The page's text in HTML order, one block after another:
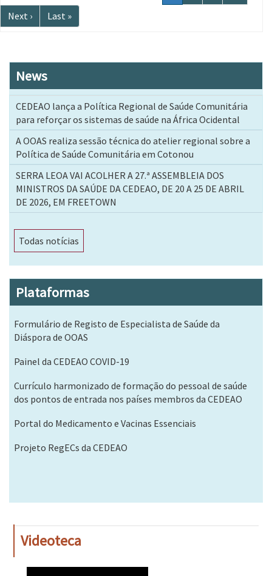
atual
Próxima
página
Next ›
Última
página
Last »
News
CEDEAO lança a Política Regional de Saúde Comunitária
para reforçar os sistemas de saúde na África Ocidental
A OOAS realiza sessão técnica do atelier regional sobre a
Política de Saúde Comunitária em Cotonou
SERRA LEOA VAI ACOLHER A 27.ª ASSEMBLEIA DOS
MINISTROS DA SAÚDE DA CEDEAO, DE 20 A 25 DE ABRIL
DE 2026, EM FREETOWN
Todas notícias
Plataformas
Formulário de Registo de Especialista de Saúde da
Diáspora de OOAS
Painel da CEDEAO COVID-19
Currículo harmonizado de formação do pessoal de saúde
dos pontos de entrada nos países membros da CEDEAO
Portal do Medicamento e Vacinas Essenciais
Projeto RegECs da CEDEAO
Videoteca